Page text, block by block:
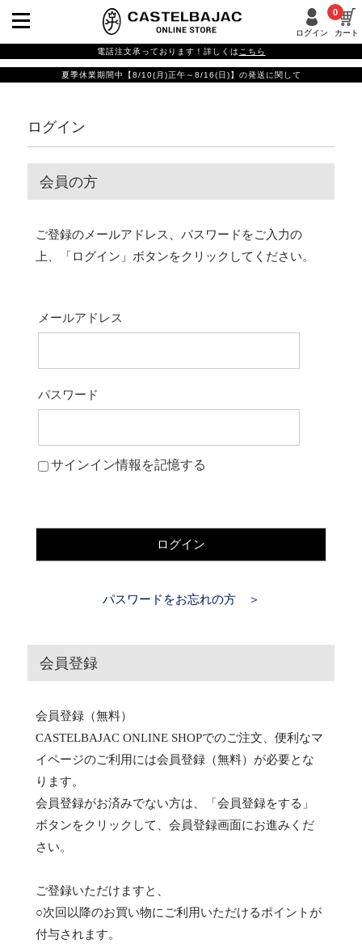
ログイン カート
0
電話注文承っております！詳しくは こちら
夏季休業期間中【8/10(月)正午～8/16(日)】の発送に関して
ログイン
会員の方
ご登録のメールアドレス、パスワードをご入力の
上、「ログイン」ボタンをクリックしてください。
メールアドレス
パスワード
サインイン情報を記憶する
ログイン
パスワードをお忘れの方 ＞
会員登録
会員登録（無料）
CASTELBAJAC ONLINE SHOPでのご注文、便利なマ
イページのご利用には会員登録（無料）が必要とな
ります。
会員登録がお済みでない方は、「会員登録をする」
ボタンをクリックして、会員登録画面にお進みくだ
さい。
ご登録いただけますと、
○次回以降のお買い物にご利用いただけるポイントが
付与されます。